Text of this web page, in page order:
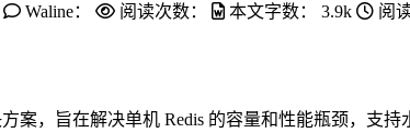
Waline： 阅读次数： 本文字数： 3.9k 阅
方案，旨在解决单机 Redis 的容量和性能瓶颈，